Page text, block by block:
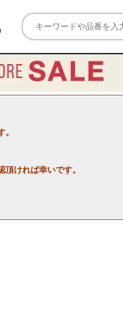
ければ幸いです。